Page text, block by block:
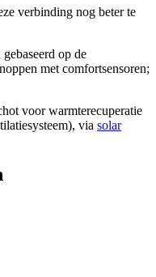
verbinding nog beter te
op de
met comfortsensoren;
voor warmterecuperatie
via solar